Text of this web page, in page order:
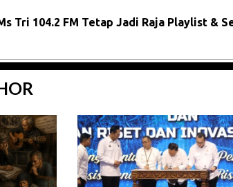
Tri 104.2 FM Tetap Jadi Raja Playlist &